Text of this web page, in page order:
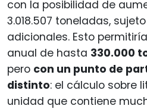
con la posibilidad de
3.018.507 toneladas,
adicionales. Esto
anual de hasta 330.000
pero con un punto de
distinto: el cálculo sobre
unidad que contiene